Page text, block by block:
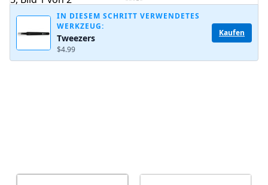
Kommentieren
IN DIESEM SCHRITT VERWENDETES
WERKZEUG:
Tweezers
$4.99
Kaufen